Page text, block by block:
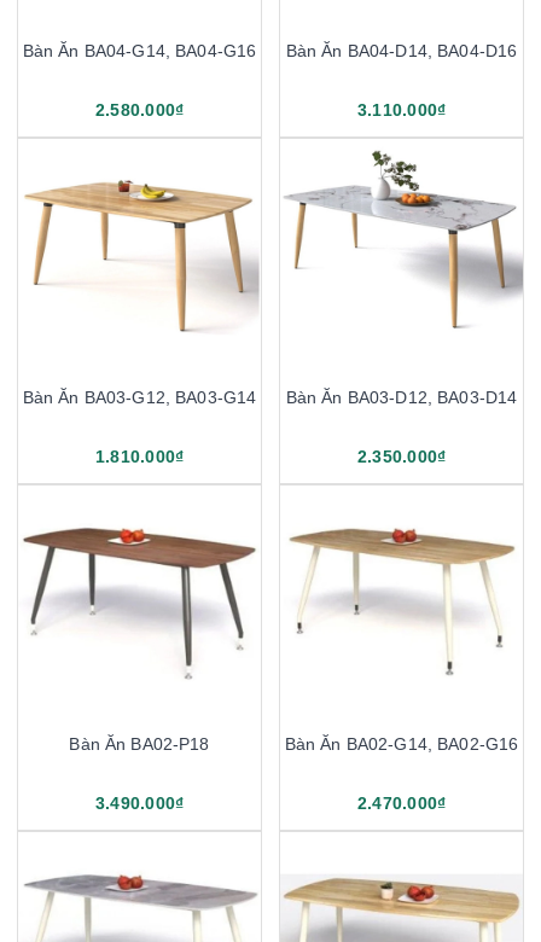
Bàn Ăn BA04-G14, BA04-G16
2.580.000₫
Bàn Ăn BA04-D14, BA04-D16
3.110.000₫
Bàn Ăn BA03-G12, BA03-G14
1.810.000₫
Bàn Ăn BA03-D12, BA03-D14
2.350.000₫
Bàn Ăn BA02-P18
3.490.000₫
Bàn Ăn BA02-G14, BA02-G16
2.470.000₫